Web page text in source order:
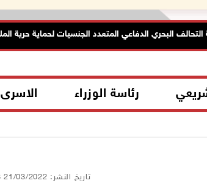
البحري الدفاعي المتعدد الجنسيات لحماية حرية الملاحة
رئاسة الوزراء الاسرى
تاريخ النشر: 21/03/2022 01:33 م